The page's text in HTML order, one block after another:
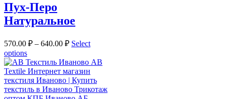
Пух-Перо
Натуральное
570.00 ₽ – 640.00 ₽ Select
options